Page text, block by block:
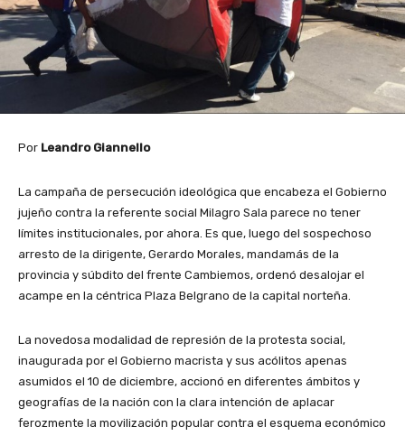
Por Leandro Giannello
La campaña de persecución ideológica que encabeza el Gobierno
jujeño contra la referente social Milagro Sala parece no tener
límites institucionales, por ahora. Es que, luego del sospechoso
arresto de la dirigente, Gerardo Morales, mandamás de la
provincia y súbdito del frente Cambiemos, ordenó desalojar el
acampe en la céntrica Plaza Belgrano de la capital norteña.
La novedosa modalidad de represión de la protesta social,
inaugurada por el Gobierno macrista y sus acólitos apenas
asumidos el 10 de diciembre, accionó en diferentes ámbitos y
geografías de la nación con la clara intención de aplacar
ferozmente la movilización popular contra el esquema económico